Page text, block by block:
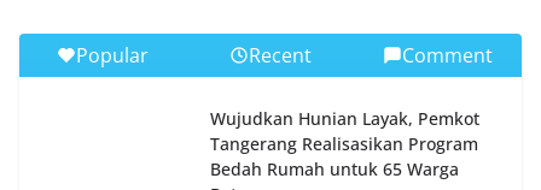
Popular Recent Comment
Wujudkan Hunian Layak, Pemkot
Tangerang Realisasikan Program
Bedah Rumah untuk 65 Warga